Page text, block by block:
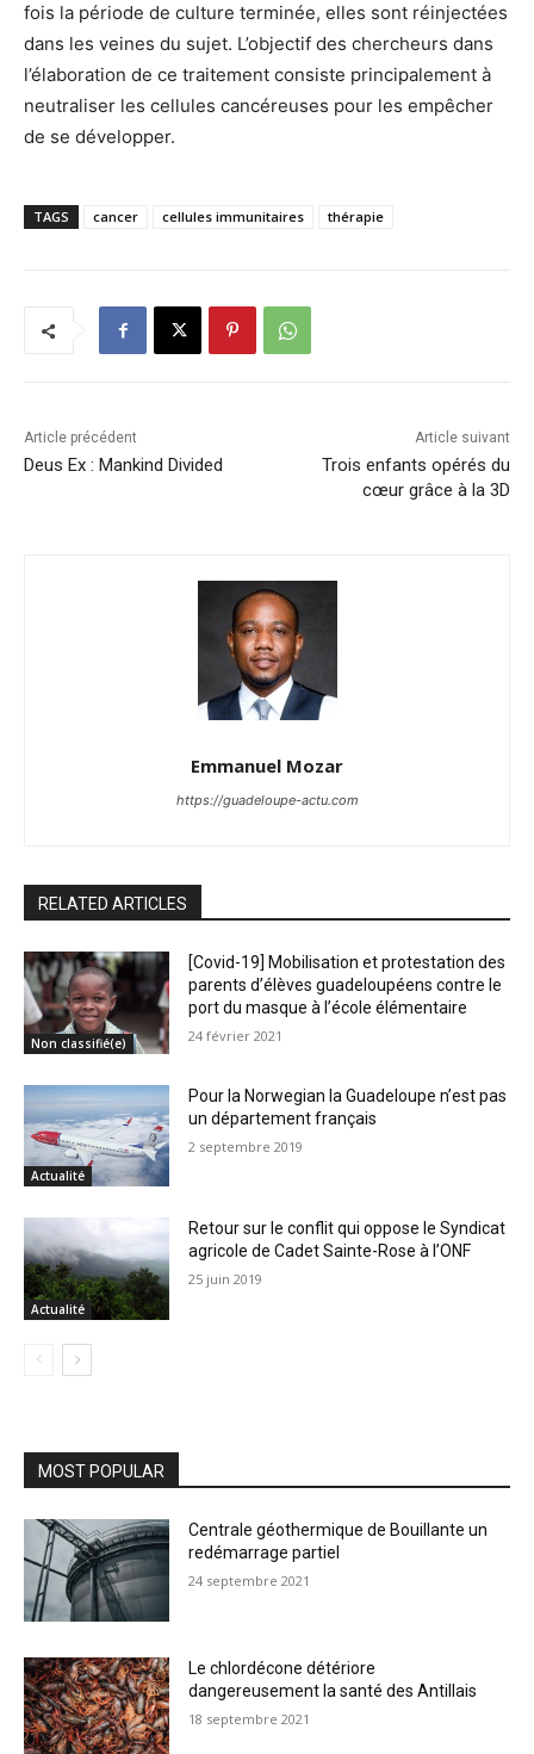
fois la période de culture terminée, elles sont réinjectées
dans les veines du sujet. L’objectif des chercheurs dans
l’élaboration de ce traitement consiste principalement à
neutraliser les cellules cancéreuses pour les empêcher
de se développer.
TAGS cancer cellules immunitaires thérapie
Article précédent
Deus Ex : Mankind Divided
Article suivant
Trois enfants opérés du
cœur grâce à la 3D
Emmanuel Mozar
https://guadeloupe-actu.com
RELATED ARTICLES
Non classifié(e)
[Covid-19] Mobilisation et protestation des
parents d’élèves guadeloupéens contre le
port du masque à l’école élémentaire
24 février 2021
Actualité
Pour la Norwegian la Guadeloupe n’est pas
un département français
2 septembre 2019
Actualité
Retour sur le conflit qui oppose le Syndicat
agricole de Cadet Sainte-Rose à l’ONF
25 juin 2019
MOST POPULAR
Centrale géothermique de Bouillante un
redémarrage partiel
24 septembre 2021
Le chlordécone détériore
dangereusement la santé des Antillais
18 septembre 2021